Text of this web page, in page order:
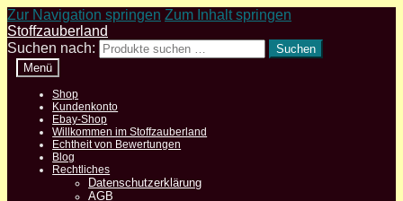
Zur Navigation springen Zum Inhalt springen
Stoffzauberland
Suchen nach:
Suchen
Menü
Shop
Kundenkonto
Ebay-Shop
Willkommen im Stoffzauberland
Echtheit von Bewertungen
Blog
Rechtliches
Datenschutzerklärung
AGB